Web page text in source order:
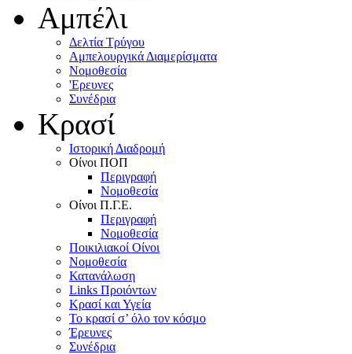
Αμπέλι
Δελτία Τρύγου
Αμπελουργικά Διαμερίσματα
Nομοθεσία
'Eρευνες
Συνέδρια
Κρασί
Iστορική Διαδρομή
Oίνοι ΠOΠ
Περιγραφή
Nομοθεσία
Oίνοι Π.Γ.E.
Περιγραφή
Νομοθεσία
Ποικιλιακοί Oίνοι
Nομοθεσία
Κατανάλωση
Links Προιόντων
Κρασί και Υγεία
To κρασί σ’ όλο τον κόσμο
Έρευνες
Συνέδρια